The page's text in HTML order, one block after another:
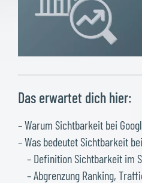
Das erwartet dich hier:
– Warum Sichtbarkeit bei
– Was bedeutet Sichtbarkeit
– Definition Sichtbarkeit im
– Abgrenzung Ranking,